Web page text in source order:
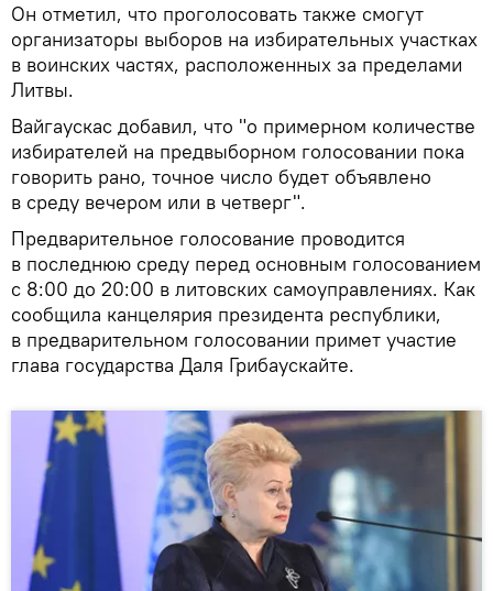
Он отметил, что проголосовать также смогут
организаторы выборов на избирательных участках
в воинских частях, расположенных за пределами
Литвы.
Вайгаускас добавил, что "о примерном количестве
избирателей на предвыборном голосовании пока
говорить рано, точное число будет объявлено
в среду вечером или в четверг".
Предварительное голосование проводится
в последнюю среду перед основным голосованием
с 8:00 до 20:00 в литовских самоуправлениях. Как
сообщила канцелярия президента республики,
в предварительном голосовании примет участие
глава государства Даля Грибаускайте.